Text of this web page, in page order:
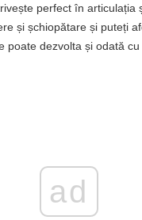
perfect în articulația
și șchiopătare și puteți
poate dezvolta și odată cu
ad